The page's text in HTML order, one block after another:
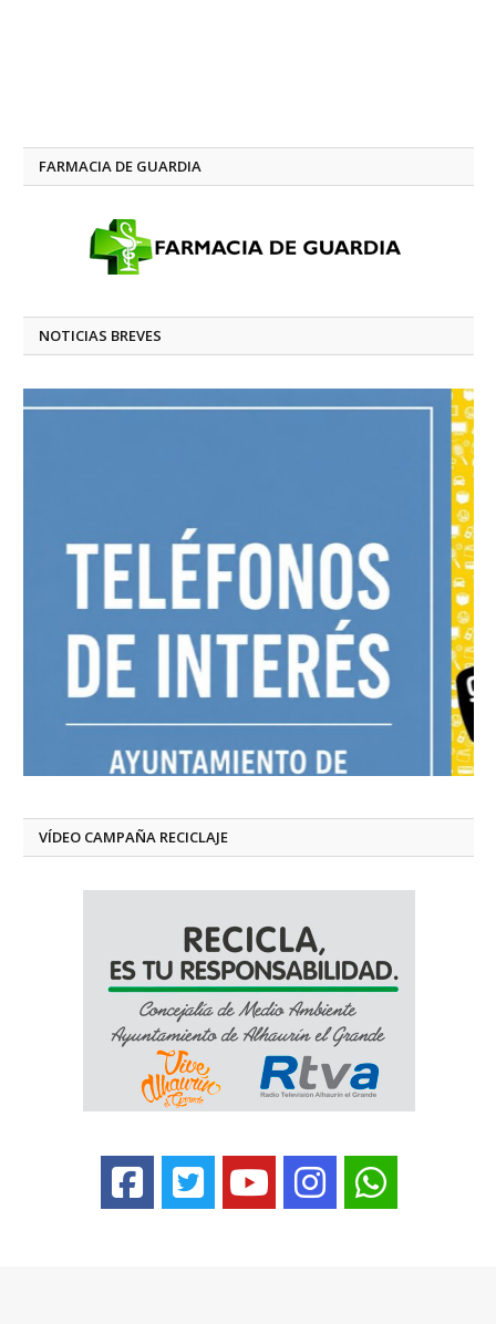
FARMACIA DE GUARDIA
NOTICIAS BREVES
VÍDEO CAMPAÑA RECICLAJE